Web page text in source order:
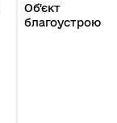
Об'єкт
благоустрою